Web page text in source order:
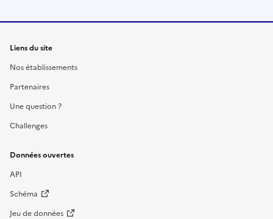
Liens du site
Nos établissements
Partenaires
Une question ?
Challenges
Données ouvertes
API
Schéma
Jeu de données